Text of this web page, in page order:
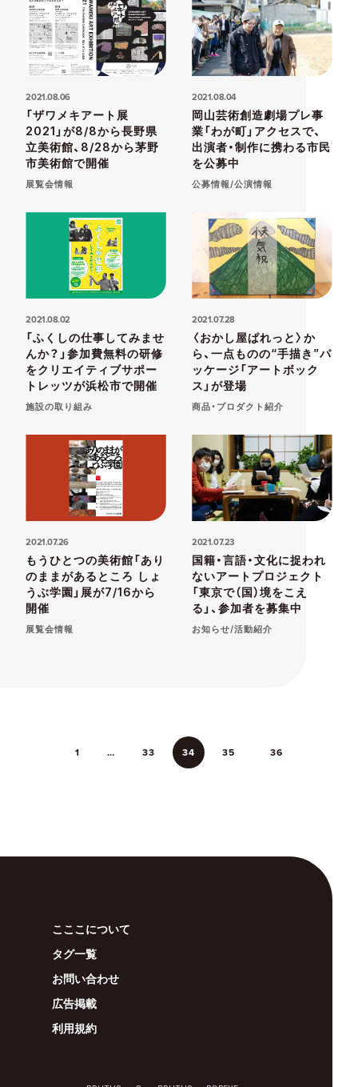
2021.08.06
「ザワメキアート展
2021」が8/8から長野県
立美術館、8/28から茅野
市美術館で開催
展覧会情報
2021.08.04
岡山芸術創造劇場プレ事
業「わが町」アクセスで、
出演者・制作に携わる市民
を公募中
公募情報/公演情報
2021.08.02
「ふくしの仕事してみませ
んか？」参加費無料の研修
をクリエイティブサポー
トレッツが浜松市で開催
施設の取り組み
2021.07.28
〈おかし屋ぱれっと〉か
ら、一点ものの“手描き”パ
ッケージ「アートボック
ス」が登場
商品・プロダクト紹介
2021.07.26
もうひとつの美術館「あり
のままがあるところ しょ
うぶ学園」展が7/16から
開催
展覧会情報
2021.07.23
国籍・言語・文化に捉われ
ないアートプロジェクト
「東京で（国）境をこえ
る」、参加者を募集中
お知らせ/活動紹介
1 … 33 34 35 36
こここについて
タグ一覧
お問い合わせ
広告掲載
利用規約